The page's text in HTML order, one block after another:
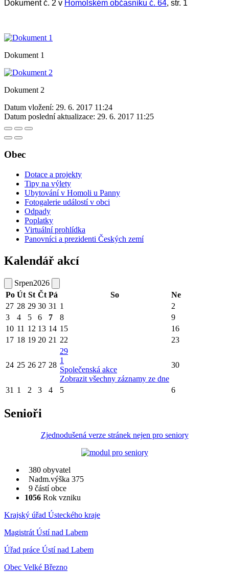
Dokument č. 2 v Homolském občasníku č. 64, str. 1
Dokument 1
Dokument 2
Datum vložení: 29. 6. 2017 11:24
Datum poslední aktualizace: 29. 6. 2017 11:25
Obec
Dotace a projekty
Tipy na výlety
Ubytování v Homoli u Panny
Fotogalerie událostí v obci
Odpady
Poplatky
Virtuální prohlídka
Panovníci a prezidenti Českých zemí
Kalendář akcí
Srpen2026
Po Út St Čt Pá So
Ne
27 28 29 30 31 1
2
3
4 5 6 7 8
9
10 11 12 13 14 15
16
17 18 19 20 21 22 23
24 25 26 27 28
29
1
Společenská akce
Zobrazit všechny záznamy ze dne
30
31 1 2 3 4 5 6
Senioři
Zjednodušená verze stránek nejen pro seniory
380 obyvatel
Nadm.výška 375
9 částí obce
1056 Rok vzniku
Krajský úřad Ústeckého kraje
Magistrát Ústí nad Labem
Úřad práce Ústí nad Labem
Obec Velké Březno